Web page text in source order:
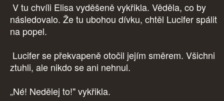
V tu chvíli Elisa vyděšeně vykřikla. Věděla, co by
následovalo. Že tu ubohou dívku, chtěl Lucifer spálit
na popel.
Lucifer se překvapeně otočil jejím směrem. Všichni
ztuhli, ale nikdo se ani nehnul.
„Né! Nedělej to!" vykřikla.